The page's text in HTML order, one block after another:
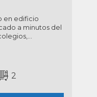
en edificio
a minutos del
2